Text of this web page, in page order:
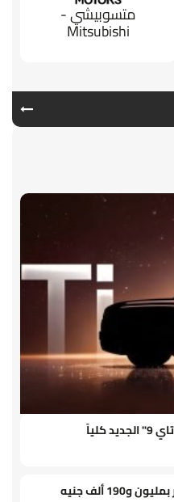
متسوبيشي -
Mitsubishi
ألف جنيه